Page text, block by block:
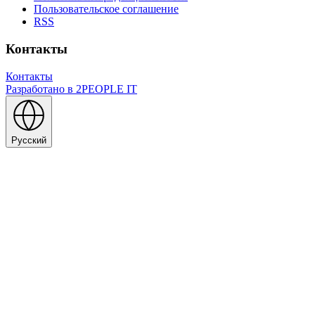
Пользовательское соглашение
RSS
Контакты
Контакты
Разработано в 2PEOPLE IT
Русский